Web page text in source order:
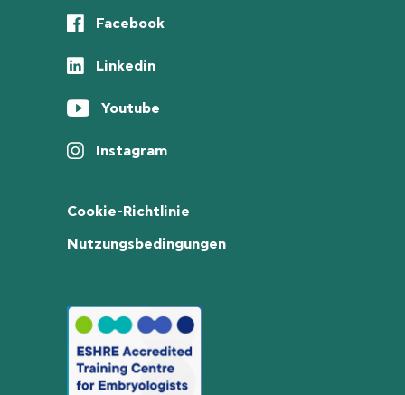
Facebook
Linkedin
Youtube
Instagram
Cookie-Richtlinie
Nutzungsbedingungen